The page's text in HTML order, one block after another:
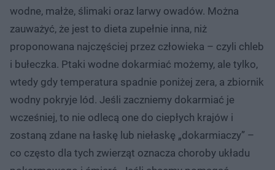
wodne, małże, ślimaki oraz larwy owadów. Można
zauważyć, że jest to dieta zupełnie inna, niż
proponowana najczęściej przez człowieka – czyli chleb
i bułeczka. Ptaki wodne dokarmiać możemy, ale tylko,
wtedy gdy temperatura spadnie poniżej zera, a zbiornik
wodny pokryje lód. Jeśli zaczniemy dokarmiać je
wcześniej, to nie odlecą one do ciepłych krajów i
zostaną zdane na łaskę lub niełaskę „dokarmiaczy” –
co często dla tych zwierząt oznacza choroby układu